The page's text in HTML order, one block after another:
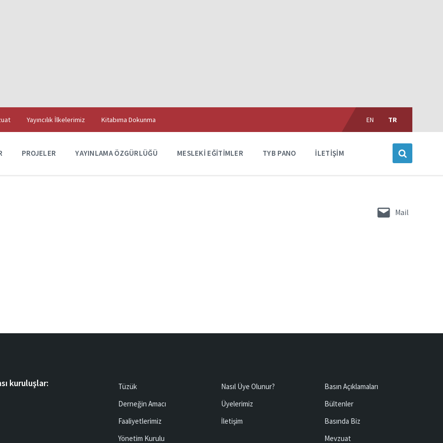
Yayıncılık İlkelerimiz
Kitabıma Dokunma
Choose
language:
EN TR
PROJELER YAYINLAMA ÖZGÜRLÜĞÜ MESLEKI EĞITIMLER TYB PANO İLETIŞIM
Mail
kuruluşlar:
Tüzük
Derneğin Amacı
Faaliyetlerimiz
Yönetim Kurulu
Nasıl Üye Olunur?
Üyelerimiz
İletişim
Basın Açıklamaları
Bültenler
Basında Biz
Mevzuat